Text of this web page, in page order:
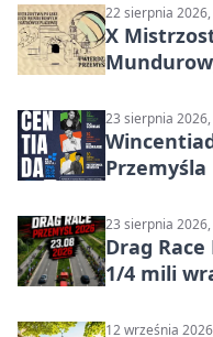
22 sierpnia
X
23 sierpnia
Przemyśla
23 sierpnia
Drag
1/4 mili
12 września